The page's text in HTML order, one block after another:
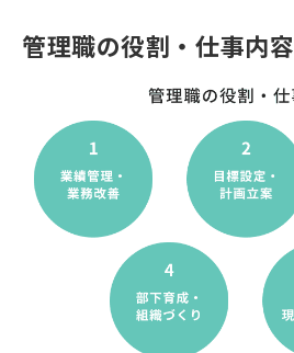
管理職の役割・仕事内容